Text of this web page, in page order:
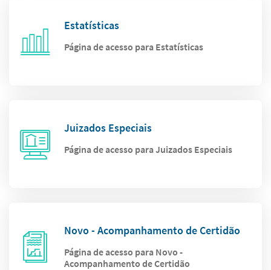
Estatísticas
Página de acesso para Estatísticas
Juizados Especiais
Página de acesso para Juizados Especiais
Novo - Acompanhamento de Certidão
Página de acesso para Novo -
Acompanhamento de Certidão